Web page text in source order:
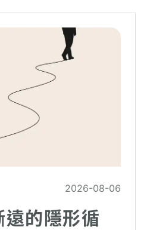
2026-08-06
的隱形循